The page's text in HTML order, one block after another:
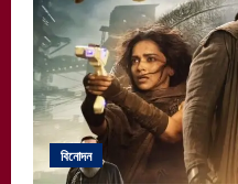
বিনোদন